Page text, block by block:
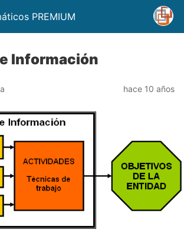
PREMIUM
Información
hace 10 años